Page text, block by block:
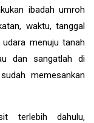
ibadah umroh
waktu, tanggal
menuju tanah
dan sangatlah di
memesankan
terlebih dahulu,